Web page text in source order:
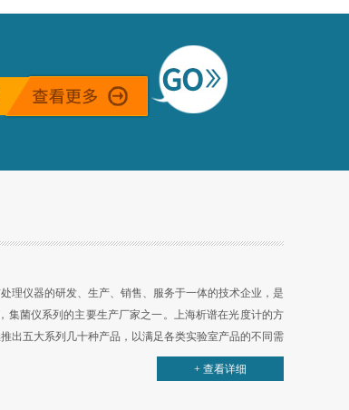
理仪器的研发、生产、销售、服务于一体的技术企业，是
集菌仪系列的主要生产厂家之一。上海析谱在光度计的方
出五大系列几十种产品，以满足各类实验室产品的不同需
+ 查看详细